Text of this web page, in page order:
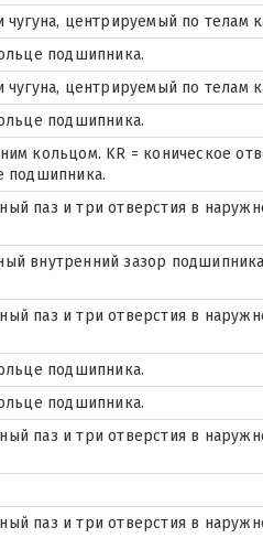
центрируемый по телам
подшипника.
центрируемый по телам
подшипника.
кольцом. KR = коническое
подшипника.
паз и три отверстия в
внутренний зазор
паз и три отверстия в
подшипника.
подшипника.
паз и три отверстия в
паз и три отверстия в